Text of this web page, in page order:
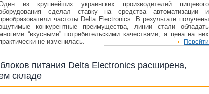
из крупнейших украинских производителей пищевого
сделал ставку на средства автоматизации и
преобразователи частоты Delta Electronics. В результате получены
конкурентные преимущества, линии стали обладать
многими “вкусными” потребительскими качествами, а цена на них
практически не изменилась.
Перейти
питания Delta Electronics расширена,
складе